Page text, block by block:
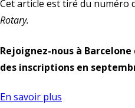
Cet article est tiré du numéro
Rotary.
Rejoignez-nous à
des inscriptions en
En savoir plus